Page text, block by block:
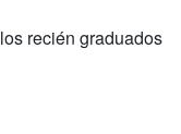
recién graduados